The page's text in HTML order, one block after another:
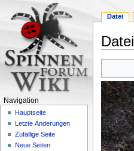
Datei
springen
springen
Datei
Navigation
Hauptseite
Letzte Änderungen
Zufällige Seite
Neue Seiten